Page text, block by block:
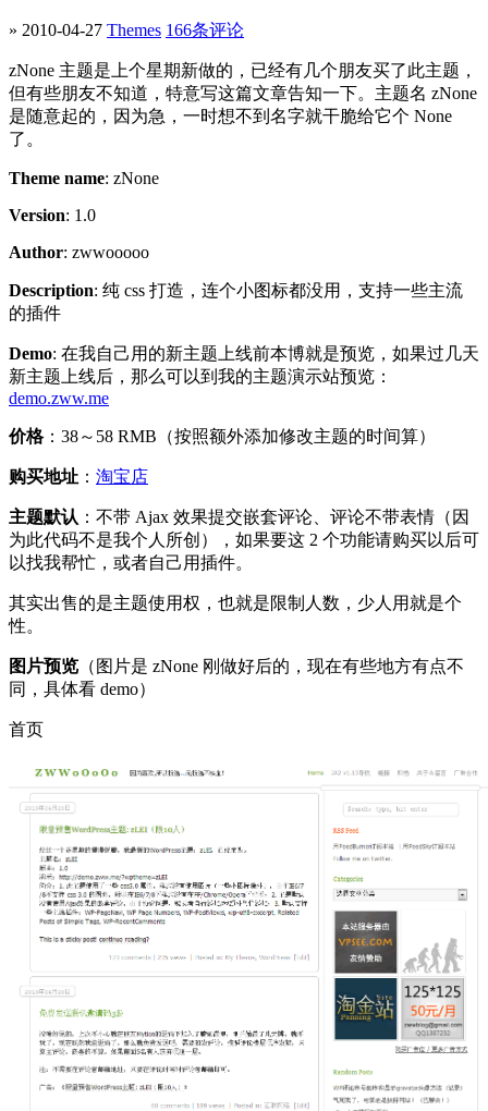
» 2010-04-27 Themes 166条评论
zNone 主题是上个星期新做的，已经有几个朋友买了此主题，
但有些朋友不知道，特意写这篇文章告知一下。主题名 zNone
是随意起的，因为急，一时想不到名字就干脆给它个 None
了。
Theme name: zNone
Version: 1.0
Author: zwwooooo
Description: 纯 css 打造，连个小图标都没用，支持一些主流
的插件
Demo: 在我自己用的新主题上线前本博就是预览，如果过几天
新主题上线后，那么可以到我的主题演示站预览：
demo.zww.me
价格：38～58 RMB（按照额外添加修改主题的时间算）
购买地址 ： 淘宝店
主题默认 ：不带 Ajax 效果提交嵌套评论、评论不带表情（因
为此代码不是我个人所创），如果要这 2 个功能请购买以后可
以找我帮忙，或者自己用插件。
其实出售的是主题使用权，也就是限制人数，少人用就是个
性。
图片预览 （图片是 zNone 刚做好后的，现在有些地方有点不
同，具体看 demo）
首页